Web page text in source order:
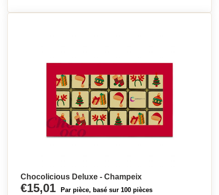
Chocolicious Deluxe - Champeix
€15,01 Par pièce, basé sur 100 pièces